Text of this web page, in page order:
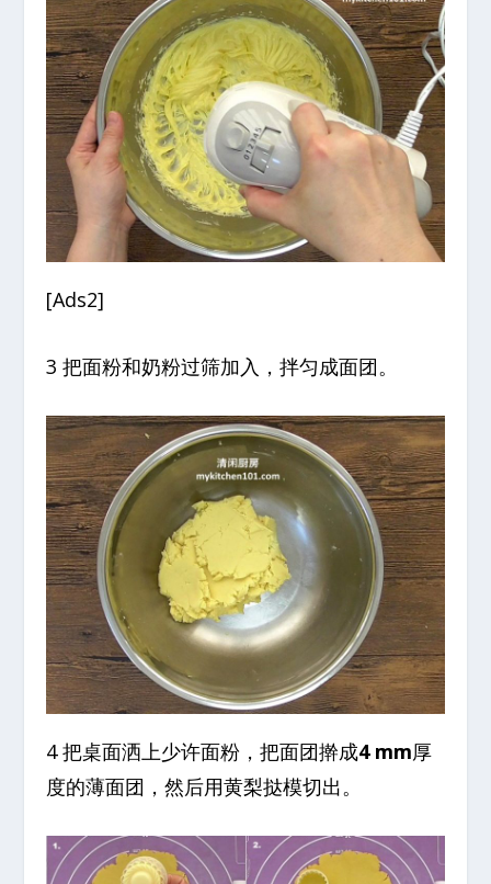
[Ads2]
3 把面粉和奶粉过筛加入，拌匀成面团。
4 把桌面洒上少许面粉，把面团擀成4 mm厚
度的薄面团，然后用黄梨挞模切出。